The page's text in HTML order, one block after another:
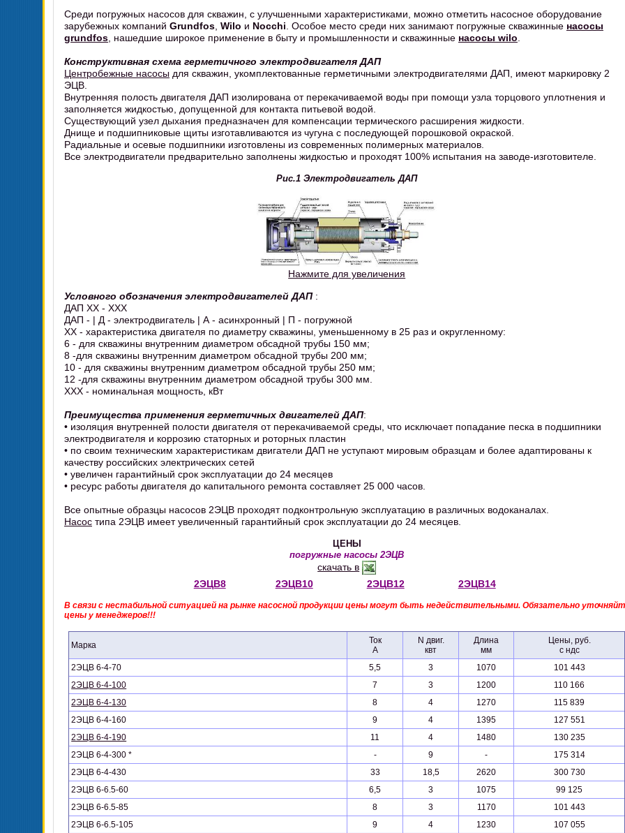
Среди погружных насосов для скважин, с улучшенными характеристиками, можно отметить насосное оборудование
зарубежных компаний Grundfos Wilo и Nocchi . Особое место среди них занимают погружные скважинные насосы
grundfos , нашедшие широкое применение в быту и промышленности и скважинные насосы wilo
Конструктивная схема герметичного электродвигателя ДАП
Центробежные насосы для скважин, укомплектованные герметичными электродвигателями ДАП, имеют маркировку 2
ЭЦВ.
Внутренняя полость двигателя ДАП изолирована от перекачиваемой воды при помощи узла торцового уплотнения и
заполняется жидкостью, допущенной для контакта питьевой водой.
Существующий узел дыхания предназначен для компенсации термического расширения жидкости.
Днище и подшипниковые щиты изготавливаются из чугуна с последующей порошковой окраской.
Радиальные и осевые подшипники изготовлены из современных полимерных материалов.
Все электродвигатели предварительно заполнены жидкостью и проходят 100% испытания на заводе-изготовителе.
Рис.1 Электродвигатель ДАП
Нажмите для увеличения
Условного обозначения электродвигателей ДАП:
ДАП XX - XXX
ДАП - | Д - электродвигатель | А - асинхронный | П - погружной
ХХ - характеристика двигателя по диаметру скважины, уменьшенному в 25 раз и округленному:
6 - для скважины внутренним диаметром обсадной трубы 150 мм;
8 -для скважины внутренним диаметром обсадной трубы 200 мм;
10 - для скважины внутренним диаметром обсадной трубы 250 мм;
12 -для скважины внутренним диаметром обсадной трубы 300 мм.
ХХХ - номинальная мощность, кВт
Преимущества применения герметичных двигателей ДАП:
• изоляция внутренней полости двигателя от перекачиваемой среды, что исключает попадание песка в подшипники
электродвигателя и коррозию статорных и роторных пластин
• по своим техническим характеристикам двигатели ДАП не уступают мировым образцам и более адаптированы к
качеству российских электрических сетей
• увеличен гарантийный срок эксплуатации до 24 месяцев
• ресурс работы двигателя до капитального ремонта составляет 25 000 часов.
Все опытные образцы насосов 2ЭЦВ проходят подконтрольную эксплуатацию в различных водоканалах.
Насос типа 2ЭЦВ имеет увеличенный гарантийный срок эксплуатации до 24 месяцев.
ЦЕНЫ
погружные насосы 2ЭЦВ
скачать в
2ЭЦВ8
2ЭЦВ10 2ЭЦВ12 2ЭЦВ14
В связи с нестабильной ситуацией на рынке насосной продукции цены могут быть недействительными. Обязательно
цены у менеджеров!!!
Марка
Ток
А
N двиг.
квт
Длина
мм
Цены, руб.
с ндс
2ЭЦВ 6-4-70
5,5 3 1070
101 443
2ЭЦВ 6-4-100
7 3 1200
110 166
2ЭЦВ 6-4-130
8 4 1270
115 839
2ЭЦВ 6-4-160
9 4 1395
127 551
2ЭЦВ 6-4-190
11 4 1480
130 235
2ЭЦВ 6-4-300 *
- 9 -
175 314
2ЭЦВ 6-4-430
33 18,5 2620
300 730
2ЭЦВ 6-6.5-60
6,5 3 1075
99 125
2ЭЦВ 6-6.5-85
8 3 1170
101 443
2ЭЦВ 6-6.5-105
9 4 1230
107 055